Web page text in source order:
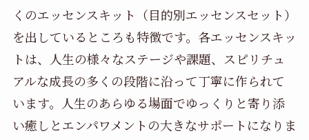
くのエッセンスキット（目的別エッセンスセット）
を出しているところも特徴です。各エッセンスキッ
トは、人生の様々なステージや課題、スピリチュ
アルな成長の多くの段階に沿って丁寧に作られて
います。人生のあらゆる場面でゆっくりと寄り添
い癒しとエンパワメントの大きなサポートになりま